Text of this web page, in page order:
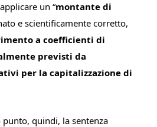
un “montante di
e scientificamente corretto,
a coefficienti di
previsti da
per la capitalizzazione di
quindi, la sentenza